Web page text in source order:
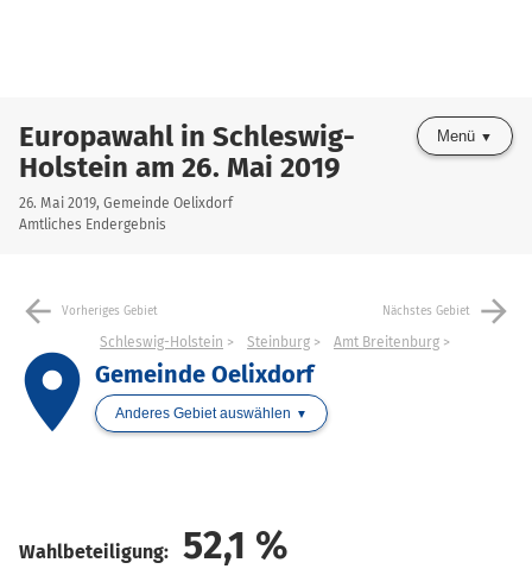
Europawahl in Schleswig-
Holstein am 26. Mai 2019
26. Mai 2019, Gemeinde Oelixdorf
Amtliches Endergebnis
Menü
arrow_back Vorheriges Gebiet Nächstes Gebiet arrow_forward
place
Schleswig-Holstein Steinburg Amt Breitenburg
Gemeinde Oelixdorf
Anderes Gebiet auswählen
Wahlbeteiligung: 52,1 %